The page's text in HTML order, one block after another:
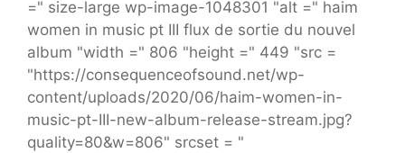
=" size-large wp-image-1048301 "alt =" haim
women in music pt III flux de sortie du nouvel
album "width =" 806 "height =" 449 "src =
"https://consequenceofsound.net/wp-
content/uploads/2020/06/haim-women-in-
music-pt-III-new-album-release-stream.jpg?
quality=80&w=806" srcset = "